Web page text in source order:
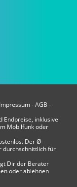
Impressum-AGB -
Endpreise, inklusive
Mobilfunk oder
Der Ø-
durchschnittlich für
Dir der Berater
oder ablehnen